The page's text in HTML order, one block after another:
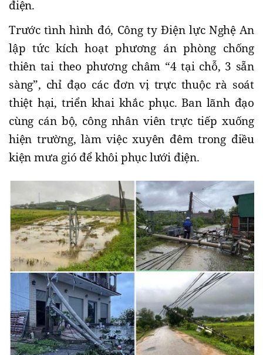
điện.
Trước tình hình đó, Công ty Điện lực Nghệ An
lập tức kích hoạt phương án phòng chống
thiên tai theo phương châm “4 tại chỗ, 3 sẵn
sàng”, chỉ đạo các đơn vị trực thuộc rà soát
thiệt hại, triển khai khắc phục. Ban lãnh đạo
cùng cán bộ, công nhân viên trực tiếp xuống
hiện trường, làm việc xuyên đêm trong điều
kiện mưa gió để khôi phục lưới điện.